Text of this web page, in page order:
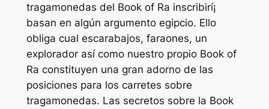
tragamonedas del Book of Ra inscribirí¡
basan en algún argumento egipcio. Ello
obliga cual escarabajos, faraones, un
explorador así­ como nuestro propio Book of
Ra constituyen una gran adorno de las
posiciones para los carretes sobre
tragamonedas. Las secretos sobre la Book